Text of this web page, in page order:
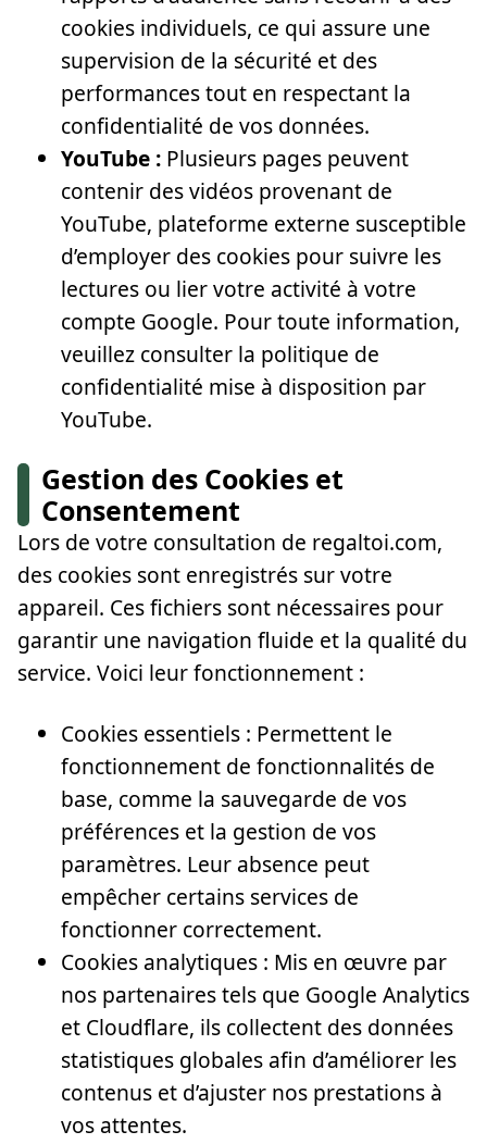
cookies individuels, ce qui assure une
supervision de la sécurité et des
performances tout en respectant la
confidentialité de vos données.
YouTube : Plusieurs pages peuvent
contenir des vidéos provenant de
YouTube, plateforme externe susceptible
d’employer des cookies pour suivre les
lectures ou lier votre activité à votre
compte Google. Pour toute information,
veuillez consulter la politique de
confidentialité mise à disposition par
YouTube.
Gestion des Cookies et
Consentement
Lors de votre consultation de regaltoi.com,
des cookies sont enregistrés sur votre
appareil. Ces fichiers sont nécessaires pour
garantir une navigation fluide et la qualité du
service. Voici leur fonctionnement :
Cookies essentiels : Permettent le
fonctionnement de fonctionnalités de
base, comme la sauvegarde de vos
préférences et la gestion de vos
paramètres. Leur absence peut
empêcher certains services de
fonctionner correctement.
Cookies analytiques : Mis en œuvre par
nos partenaires tels que Google Analytics
et Cloudflare, ils collectent des données
statistiques globales afin d’améliorer les
contenus et d’ajuster nos prestations à
vos attentes.